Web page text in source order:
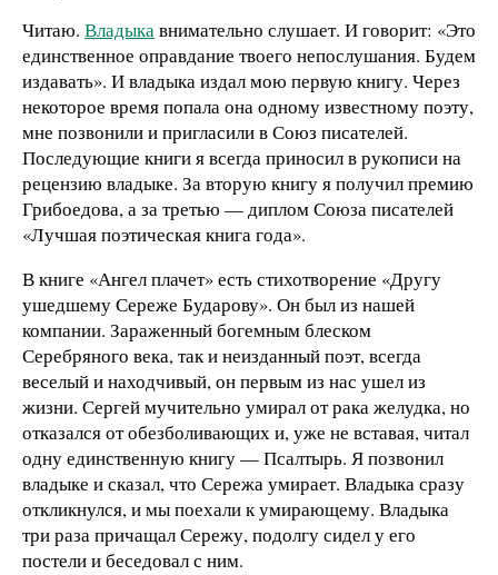
Читаю. Владыкавнимательно слушает. И говорит: «Это
единственное оправдание твоего непослушания. Будем
издавать». И владыка издал мою первую книгу. Через
некоторое время попала она одному известному поэту,
мне позвонили и пригласили в Союз писателей.
Последующие книги я всегда приносил в рукописи на
рецензию владыке. За вторую книгу я получил премию
Грибоедова, а за третью — диплом Союза писателей
«Лучшая поэтическая книга года».
В книге «Ангел плачет» есть стихотворение «Другу
ушедшему Сереже Бударову». Он был из нашей
компании. Зараженный богемным блеском
Серебряного века, так и неизданный поэт, всегда
веселый и находчивый, он первым из нас ушел из
жизни. Сергей мучительно умирал от рака желудка, но
отказался от обезболивающих и, уже не вставая, читал
одну единственную книгу — Псалтырь. Я позвонил
владыке и сказал, что Сережа умирает. Владыка сразу
откликнулся, и мы поехали к умирающему. Владыка
три раза причащал Сережу, подолгу сидел у его
постели и беседовал с ним.